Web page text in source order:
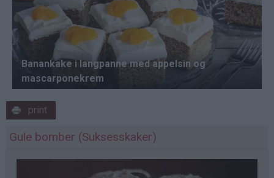
print
Gule bomber (Suksesskaker)